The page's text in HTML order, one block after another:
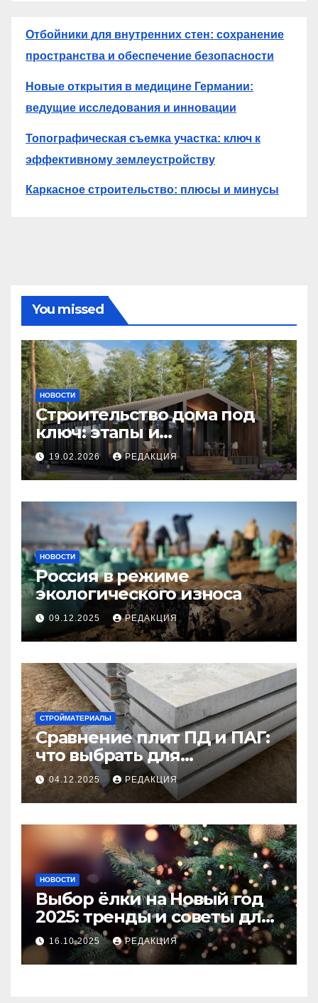
Отбойники для внутренних стен: сохранение
пространства и обеспечение безопасности
Новые открытия в медицине Германии:
ведущие исследования и инновации
Топографическая съемка участка: ключ к
эффективному землеустройству
Каркасное строительство: плюсы и минусы
You missed
НОВОСТИ
Строительство дома под
ключ: этапы и
планирование бюджета
19.02.2026 РЕДАКЦИЯ
НОВОСТИ
Россия в режиме
экологического износа
09.12.2025 РЕДАКЦИЯ
СТРОЙМАТЕРИАЛЫ
Сравнение плит ПД и ПАГ:
что выбрать для
долговечного и прочного
покрытия
04.12.2025 РЕДАКЦИЯ
НОВОСТИ
Выбор ёлки на Новый год
2025: тренды и советы для
идеального праздника
16.10.2025 РЕДАКЦИЯ